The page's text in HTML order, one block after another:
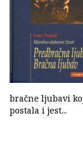
bračne ljubavi
postala i jest...